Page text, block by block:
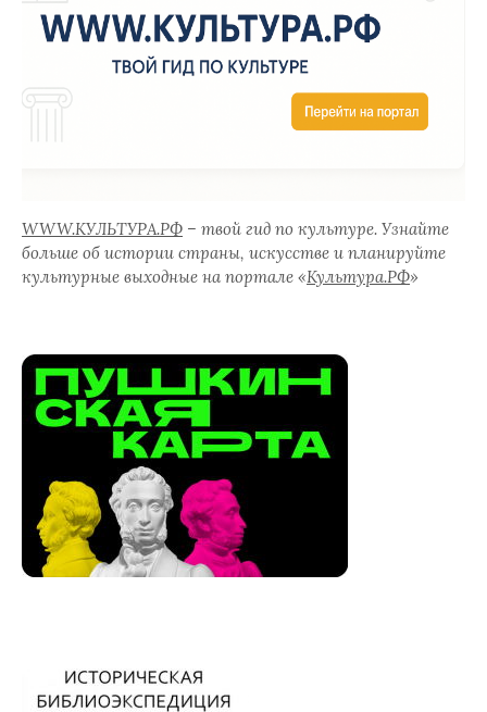
WWW.КУЛЬТУРА.РФ – твой гид по культуре. Узнайте
больше об истории страны, искусстве и планируйте
культурные выходные на портале «Культура.РФ»